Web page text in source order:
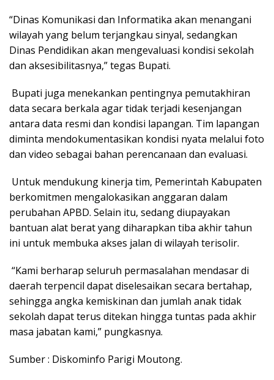
“Dinas Komunikasi dan Informatika akan menangani
wilayah yang belum terjangkau sinyal, sedangkan
Dinas Pendidikan akan mengevaluasi kondisi sekolah
dan aksesibilitasnya,” tegas Bupati.
Bupati juga menekankan pentingnya pemutakhiran
data secara berkala agar tidak terjadi kesenjangan
antara data resmi dan kondisi lapangan. Tim lapangan
diminta mendokumentasikan kondisi nyata melalui foto
dan video sebagai bahan perencanaan dan evaluasi.
Untuk mendukung kinerja tim, Pemerintah Kabupaten
berkomitmen mengalokasikan anggaran dalam
perubahan APBD. Selain itu, sedang diupayakan
bantuan alat berat yang diharapkan tiba akhir tahun
ini untuk membuka akses jalan di wilayah terisolir.
“Kami berharap seluruh permasalahan mendasar di
daerah terpencil dapat diselesaikan secara bertahap,
sehingga angka kemiskinan dan jumlah anak tidak
sekolah dapat terus ditekan hingga tuntas pada akhir
masa jabatan kami,” pungkasnya.
Sumber : Diskominfo Parigi Moutong.